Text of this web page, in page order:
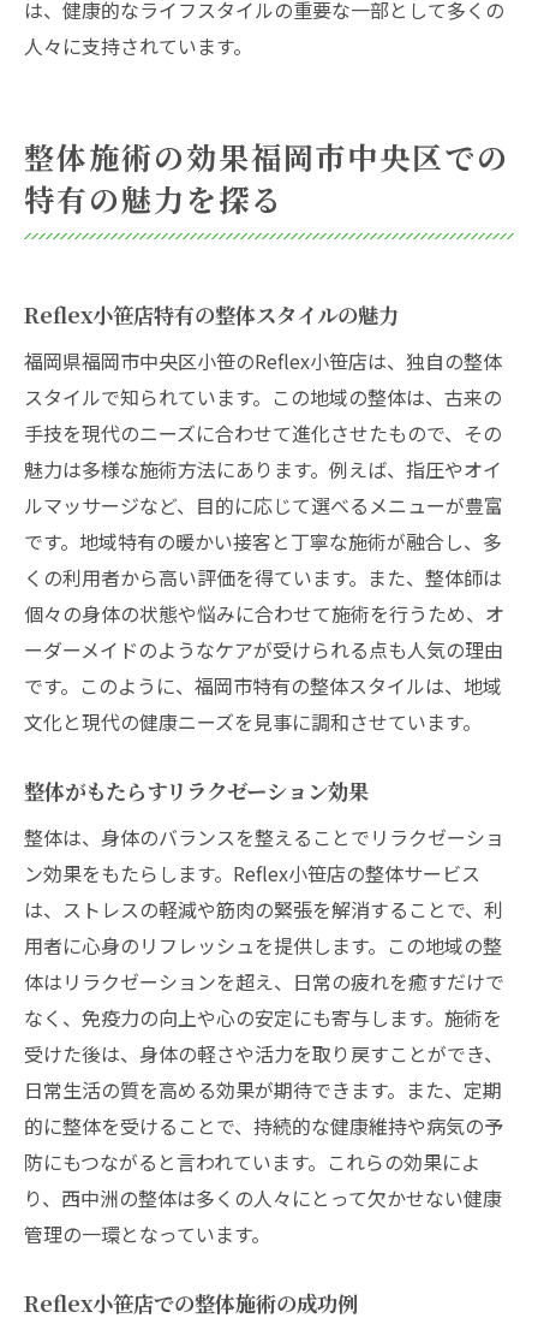
は、健康的なライフスタイルの重要な一部として多くの
人々に支持されています。
整体施術の効果福岡市中央区での
特有の魅力を探る
Reflex小笹店特有の整体スタイルの魅力
福岡県福岡市中央区小笹のReflex小笹店は、独自の整体
スタイルで知られています。この地域の整体は、古来の
手技を現代のニーズに合わせて進化させたもので、その
魅力は多様な施術方法にあります。例えば、指圧やオイ
ルマッサージなど、目的に応じて選べるメニューが豊富
です。地域特有の暖かい接客と丁寧な施術が融合し、多
くの利用者から高い評価を得ています。また、整体師は
個々の身体の状態や悩みに合わせて施術を行うため、オ
ーダーメイドのようなケアが受けられる点も人気の理由
です。このように、福岡市特有の整体スタイルは、地域
文化と現代の健康ニーズを見事に調和させています。
整体がもたらすリラクゼーション効果
整体は、身体のバランスを整えることでリラクゼーショ
ン効果をもたらします。Reflex小笹店の整体サービス
は、ストレスの軽減や筋肉の緊張を解消することで、利
用者に心身のリフレッシュを提供します。この地域の整
体はリラクゼーションを超え、日常の疲れを癒すだけで
なく、免疫力の向上や心の安定にも寄与します。施術を
受けた後は、身体の軽さや活力を取り戻すことができ、
日常生活の質を高める効果が期待できます。また、定期
的に整体を受けることで、持続的な健康維持や病気の予
防にもつながると言われています。これらの効果によ
り、西中洲の整体は多くの人々にとって欠かせない健康
管理の一環となっています。
Reflex小笹店での整体施術の成功例